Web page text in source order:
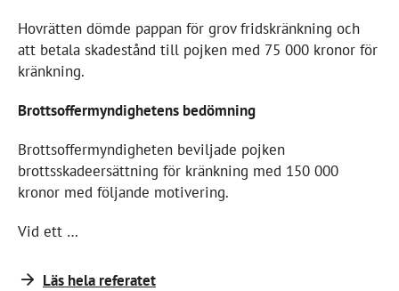
Hovrätten dömde pappan för grov fridskränkning och
att betala skadestånd till pojken med 75 000 kronor för
kränkning.
Brottsoffermyndighetens bedömning
Brottsoffermyndigheten beviljade pojken
brottsskadeersättning för kränkning med 150 000
kronor med följande motivering.
Vid ett …
Läs hela referatet